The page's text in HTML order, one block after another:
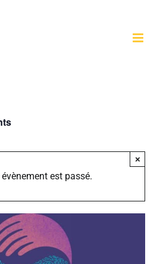
évènement est passé.
×